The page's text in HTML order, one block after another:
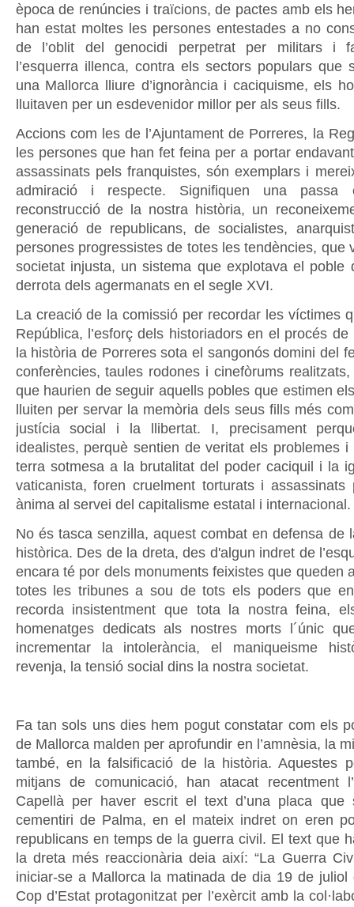
època de renúncies i traïcions, de pactes amb els
han estat moltes les persones entestades a no
de l’oblit del genocidi perpetrat per militars i
l’esquerra illenca, contra els sectors populars que
una Mallorca lliure d’ignorància i caciquisme, els
lluitaven per un esdevenidor millor per als seus fills.
Accions com les de l’Ajuntament de Porreres, la
les persones que han fet feina per a portar
assassinats pels franquistes, són exemplars i
admiració i respecte. Signifiquen una passa
reconstrucció de la nostra història, un
generació de republicans, de socialistes,
persones progressistes de totes les tendències, que
societat injusta, un sistema que explotava el poble
derrota dels agermanats en el segle XVI.
La creació de la comissió per recordar les víctimes
República, l’esforç dels historiadors en el procés
la història de Porreres sota el sangonós domini del
conferències, taules rodones i cinefòrums
que haurien de seguir aquells pobles que estimen
lluiten per servar la memòria dels seus fills més
justícia social i la llibertat. I, precisament
idealistes, perquè sentien de veritat els problemes i
terra sotmesa a la brutalitat del poder caciquil i la
vaticanista, foren cruelment torturats i assassinats
ànima al servei del capitalisme estatal i internacional.
No és tasca senzilla, aquest combat en defensa de
històrica. Des de la dreta, des d'algun indret de
encara té por dels monuments feixistes que queden
totes les tribunes a sou de tots els poders que
recorda insistentment que tota la nostra feina,
homenatges dedicats als nostres morts l´únic
incrementar la intolerància, el maniqueisme
revenja, la tensió social dins la nostra societat.
Fa tan sols uns dies hem pogut constatar com els
de Mallorca malden per aprofundir en l’amnèsia, la
també, en la falsificació de la història. Aquestes
mitjans de comunicació, han atacat recentment
Capellà per haver escrit el text d’una placa que
cementiri de Palma, en el mateix indret on eren
republicans en temps de la guerra civil. El text que
la dreta més reaccionària deia així: “La Guerra
iniciar-se a Mallorca la matinada de dia 19 de
Cop d’Estat protagonitzat per l’exèrcit amb la